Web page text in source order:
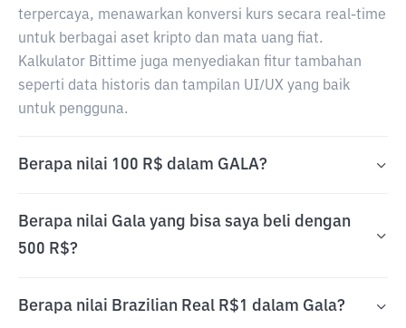
terpercaya, menawarkan konversi kurs secara real-time
untuk berbagai aset kripto dan mata uang fiat.
Kalkulator Bittime juga menyediakan fitur tambahan
seperti data historis dan tampilan UI/UX yang baik
untuk pengguna.
Berapa nilai 100 R$ dalam GALA?
Berapa nilai Gala yang bisa saya beli dengan
500 R$?
Berapa nilai Brazilian Real R$1 dalam Gala?